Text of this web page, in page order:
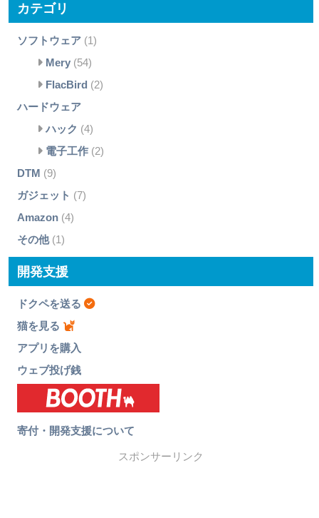
カテゴリ
ソフトウェア(1)
Mery(54)
FlacBird (2)
ハードウェア
ハック (4)
電子工作(2)
DTM (9)
ガジェット (7)
Amazon(4)
その他(1)
開発支援
ドクペを送る
猫を見る
アプリを購入
ウェブ投げ銭
寄付・開発支援について
スポンサーリンク